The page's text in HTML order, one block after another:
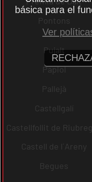
Pontons
Pujalt
Papiol
Pallejà
Castellgalí
Castellfollit de
Castell de l´Areny
Begues
básica para el
Ver